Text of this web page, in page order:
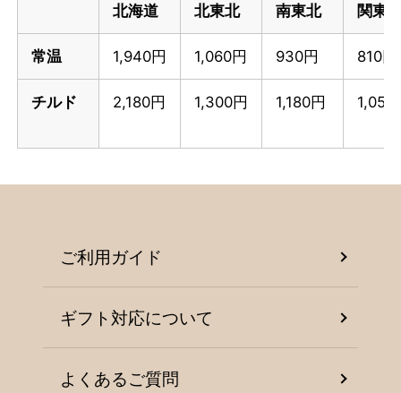
北海道 北東北 南東北 関東
常温 1,940円 1,060円 930円 810円
チルド 2,180円 1,300円 1,180円 1,050
ご利用ガイド
ギフト対応について
よくあるご質問